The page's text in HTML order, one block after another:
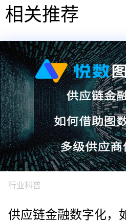
相关推荐
行业科普
供应链金融数字化，